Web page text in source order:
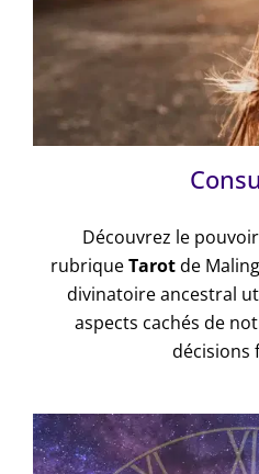
Découvrez le
rubriqueTarotde
divinatoire ancestral
aspects cachés de
décisions